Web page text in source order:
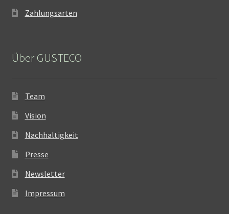
Zahlungsarten
Über GUSTECO
Team
Vision
Nachhaltigkeit
Presse
Newsletter
Impressum